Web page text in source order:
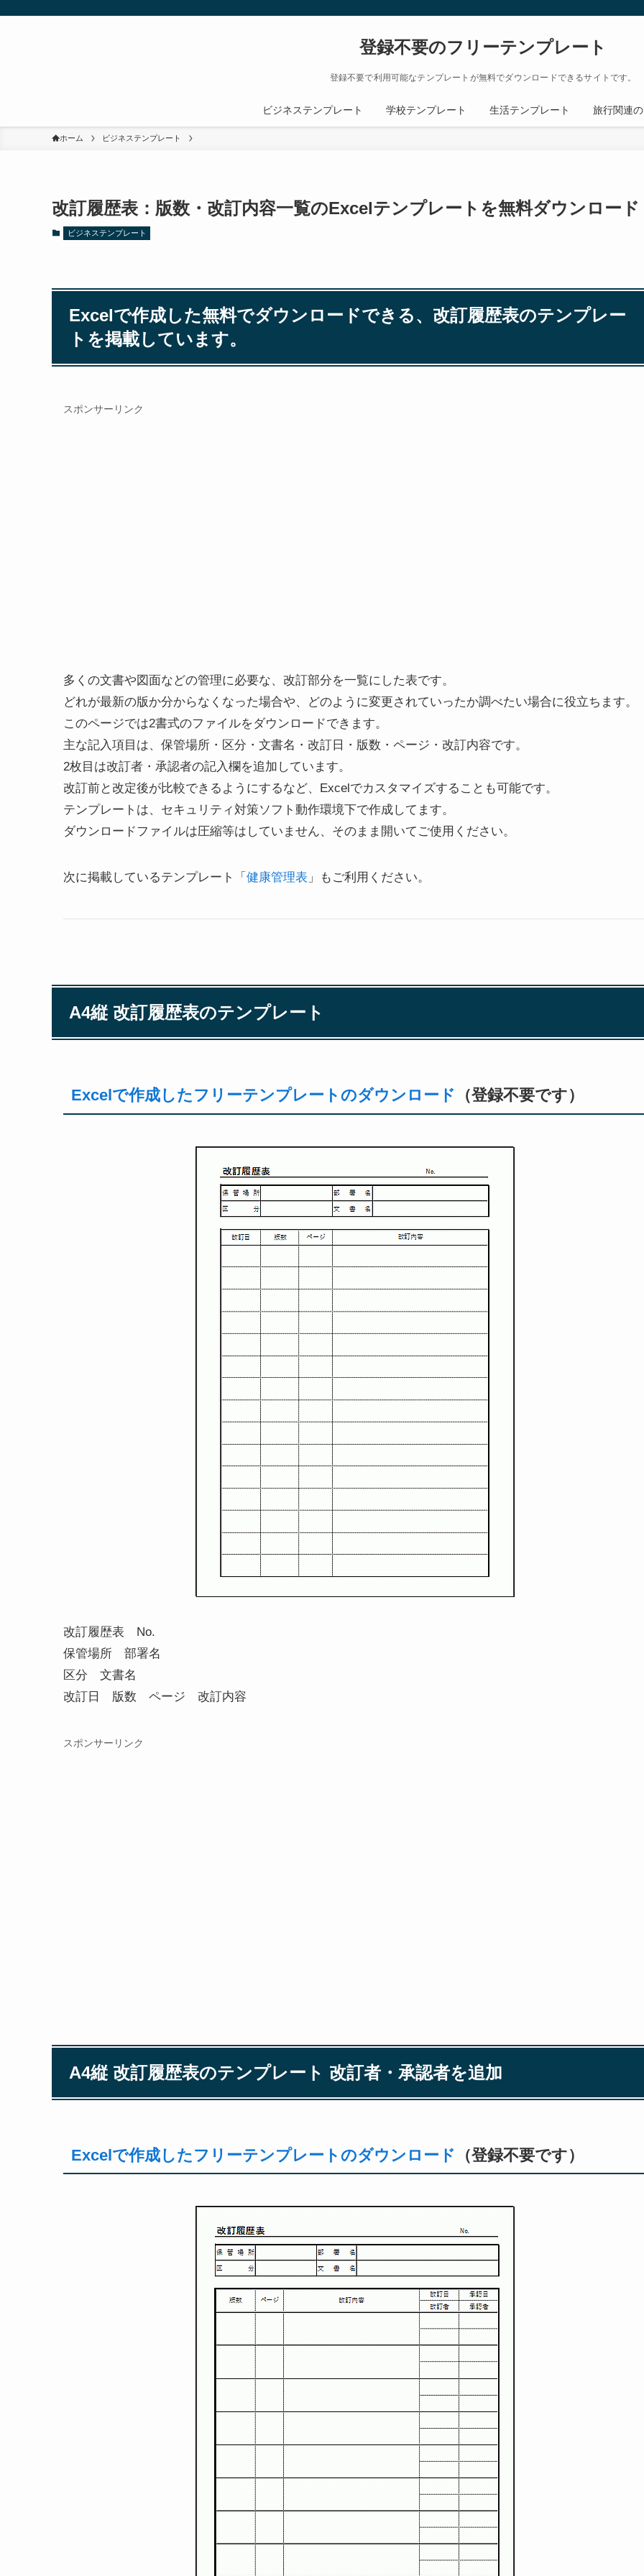
登録不要のフリーテンプレート
登録不要で利用可能なテンプレートが無料でダウンロードできるサイトです。
ビジネステンプレート 学校テンプレート 生活テンプレート 旅行関連
ホーム ビジネステンプレート
改訂履歴表：版数・改訂内容一覧のExcelテンプレートを無料ダウンロード
ビジネステンプレート
Excelで作成した無料でダウンロードできる、改訂履歴表のテンプレー
トを掲載しています。
スポンサーリンク
多くの文書や図面などの管理に必要な、改訂部分を一覧にした表です。
どれが最新の版か分からなくなった場合や、どのように変更されていったか調べたい場合に役立ちます。
このページでは2書式のファイルをダウンロードできます。
主な記入項目は、保管場所・区分・文書名・改訂日・版数・ページ・改訂内容です。
2枚目は改訂者・承認者の記入欄を追加しています。
改訂前と改定後が比較できるようにするなど、Excelでカスタマイズすることも可能です。
テンプレートは、セキュリティ対策ソフト動作環境下で作成してます。
ダウンロードファイルは圧縮等はしていません、そのまま開いてご使用ください。
次に掲載しているテンプレート「 健康管理表 」もご利用ください。
A4縦 改訂履歴表のテンプレート
Excelで作成したフリーテンプレートのダウンロード （登録不要です）
改訂履歴表 No.
保管場所 部署名
区分 文書名
改訂日 版数 ページ 改訂内容
スポンサーリンク
A4縦 改訂履歴表のテンプレート 改訂者・承認者を追加
Excelで作成したフリーテンプレートのダウンロード （登録不要です）